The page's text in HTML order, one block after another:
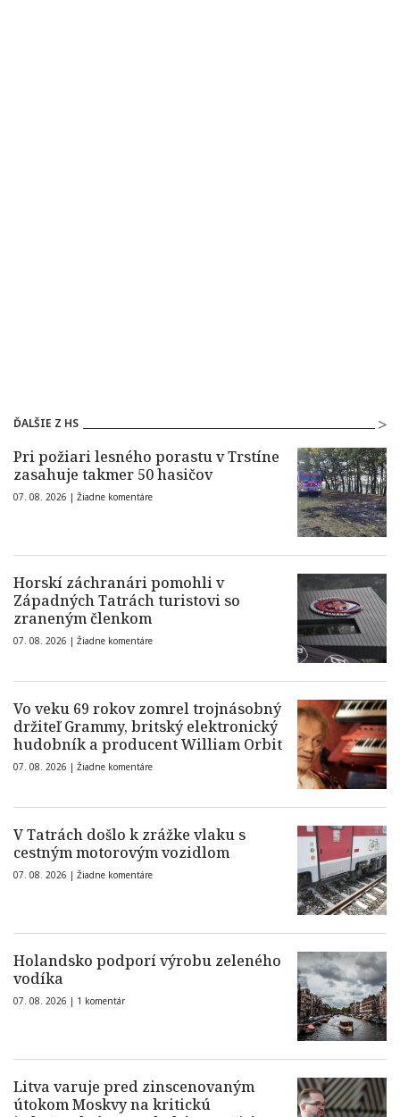
ĎALŠIE Z HS
Pri požiari lesného porastu v Trstíne
zasahuje takmer 50 hasičov
07. 08. 2026 | Žiadne komentáre
Horskí záchranári pomohli v
Západných Tatrách turistovi so
zraneným členkom
07. 08. 2026 | Žiadne komentáre
Vo veku 69 rokov zomrel trojnásobný
držiteľ Grammy, britský elektronický
hudobník a producent William Orbit
07. 08. 2026 | Žiadne komentáre
V Tatrách došlo k zrážke vlaku s
cestným motorovým vozidlom
07. 08. 2026 | Žiadne komentáre
Holandsko podporí výrobu zeleného
vodíka
07. 08. 2026 | 1 komentár
Litva varuje pred zinscenovaným
útokom Moskvy na kritickú